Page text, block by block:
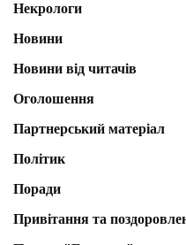
Некрологи
Новини
Новини від читачів
Оголошення
Партнерський матеріал
Політик
Поради
Привітання та